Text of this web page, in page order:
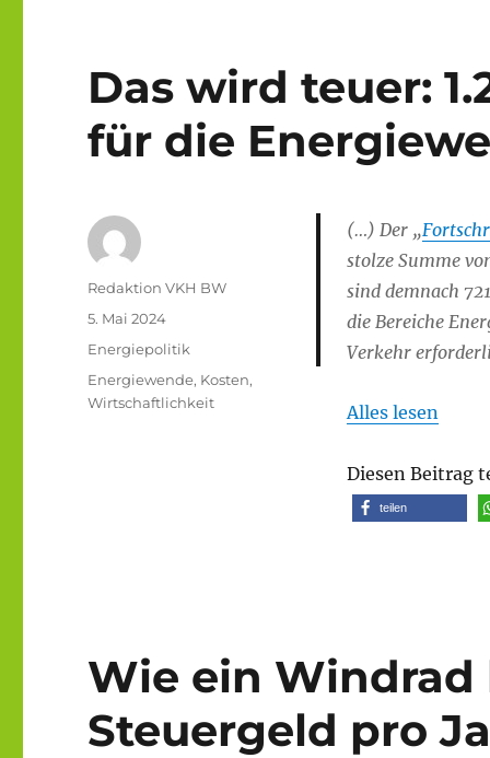
Das wird teuer:
für die
(…) Der „
stolze Summe
sind demnach
die Bereiche
Verkehr
Alles lesen
Diesen Beitrag
teilen
Autor
Redaktion VKH BW
Veröffentlicht
5. Mai 2024
Kategorien
Energiepolitik
Schlagwörter
Energiewende, Kosten,
Wirtschaftlichkeit
Wie ein Windrad
Steuergeld pro